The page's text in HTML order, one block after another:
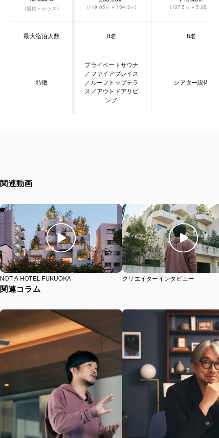
(屋内＋テラス) (119.05㎡ + 134.3㎡) (107.5㎡ + 5.98㎡)
最大宿泊人数 8名 8名
特徴
プライベートサウナ
／ファイアプレイス
／ルーフトップテラ
ス／アウトドアリビ
ング
シアター設備
関連動画
映像を再生する
NOT A HOTEL FUKUOKA
映像
クリエイターインタビュー
関連コラム